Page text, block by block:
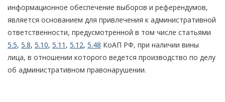
информационное обеспечение выборов и референдумов,
является основанием для привлечения к административной
ответственности, предусмотренной в том числе статьями
5.5, 5.8, 5.10, 5.11 , 5.12, 5.48 КоАП РФ, при наличии вины
лица, в отношении которого ведется производство по делу
об административном правонарушении.